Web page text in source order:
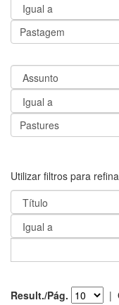
Utilizar filtros para
Result./Pág. |